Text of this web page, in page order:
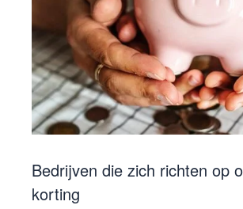
Bedrijven die zich richten op
korting